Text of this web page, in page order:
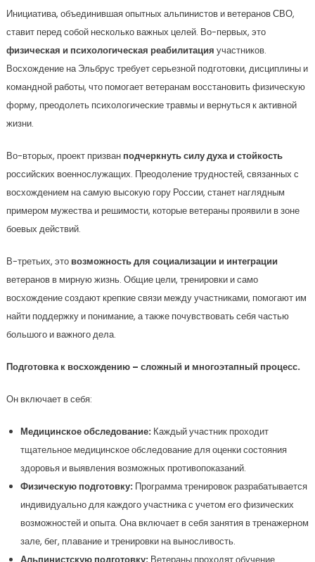
Инициатива, объединившая опытных альпинистов и ветеранов СВО,
ставит перед собой несколько важных целей. Во-первых, это
физическая и психологическая реабилитация участников.
Восхождение на Эльбрус требует серьезной подготовки, дисциплины и
командной работы, что помогает ветеранам восстановить физическую
форму, преодолеть психологические травмы и вернуться к активной
жизни.
Во-вторых, проект призван подчеркнуть силу духа и стойкость
российских военнослужащих. Преодоление трудностей, связанных с
восхождением на самую высокую гору России, станет наглядным
примером мужества и решимости, которые ветераны проявили в зоне
боевых действий.
В-третьих, это возможность для социализации и интеграции
ветеранов в мирную жизнь. Общие цели, тренировки и само
восхождение создают крепкие связи между участниками, помогают им
найти поддержку и понимание, а также почувствовать себя частью
большого и важного дела.
Подготовка к восхождению – сложный и многоэтапный процесс.
Он включает в себя:
Медицинское обследование:Каждый участник проходит
тщательное медицинское обследование для оценки состояния
здоровья и выявления возможных противопоказаний.
Физическую подготовку:Программа тренировок разрабатывается
индивидуально для каждого участника с учетом его физических
возможностей и опыта. Она включает в себя занятия в тренажерном
зале, бег, плавание и тренировки на выносливость.